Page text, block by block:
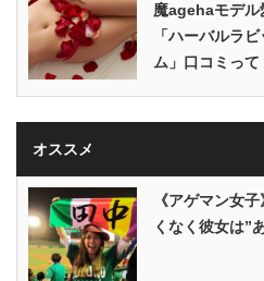
魔agehaモデル
「ハーバルラ
ム」口コミって
オススメ
《アゲマン女
くなく彼女は”